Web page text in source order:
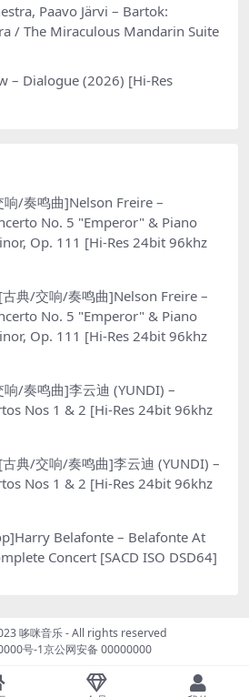
Paavo Järvi – Bartok:
/ The Miraculous Mandarin Suite
– Dialogue (2026) [Hi-Res
响/奏鸣曲]Nelson Freire –
No. 5 "Emperor" & Piano
Op. 111 [Hi-Res 24bit 96khz
[古典/交响/奏鸣曲]Nelson Freire –
No. 5 "Emperor" & Piano
Op. 111 [Hi-Res 24bit 96khz
/奏鸣曲]李云迪 (YUNDI) –
Nos 1 & 2 [Hi-Res 24bit 96khz
[古典/交响/奏鸣曲]李云迪 (YUNDI) –
Nos 1 & 2 [Hi-Res 24bit 96khz
Belafonte – Belafonte At
Concert [SACD ISO DSD64]
哆咪音乐- All rights reserved
号-1京公网安备 00000000